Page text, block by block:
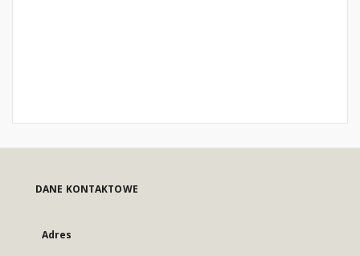
DANE KONTAKTOWE
Adres